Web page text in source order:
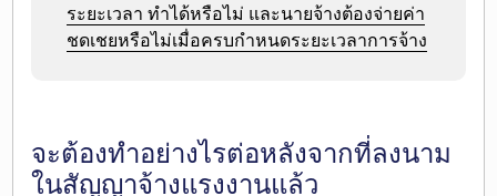
ระยะเวลา ทำได้หรือไม่ และนายจ้างต้องจ่ายค่า
ชดเชยหรือไม่เมื่อครบกำหนดระยะเวลาการจ้าง
จะต้องทำอย่างไรต่อหลังจากที่ลงนาม
ในสัญญาจ้างแรงงานแล้ว